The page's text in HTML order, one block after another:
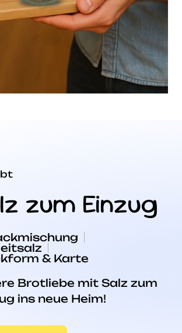
zum Einzug
& Karte
Brotliebe mit Salz zum
ins neue Heim!